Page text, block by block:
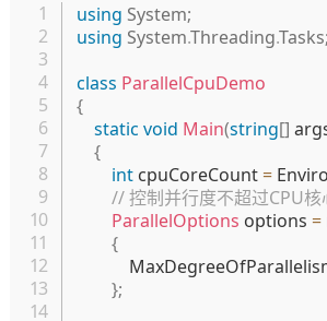
using System;
using System.Threading.Tasks;
class ParallelCpuDemo
{
static void Main(string[]
{
int cpuCoreCount =
// 控制并行度不超过CPU
ParallelOptions options =
{
};